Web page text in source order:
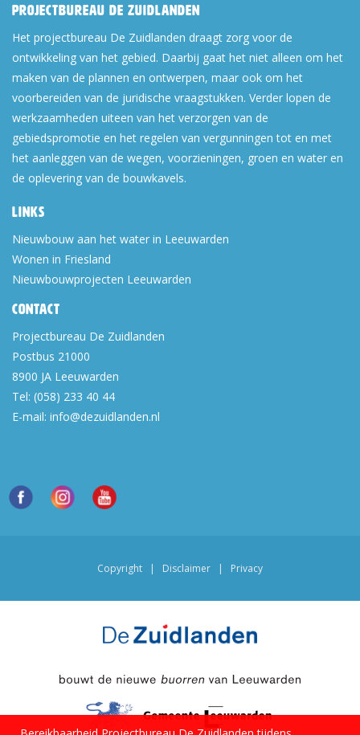
Projectbureau De Zuidlanden
Het projectbureau De Zuidlanden draagt zorg voor de
ontwikkeling van het gebied. Daarbij gaat het niet alleen om het
maken van de plannen en ontwerpen, maar ook om het
voorbereiden van de juridische vraagstukken. Verder lopen de
werkzaamheden uiteen van het verzorgen van de
gebiedspromotie en het regelen van vergunningen tot en met
het aanleggen van de wegen, voorzieningen, groen en water en
de oplevering van de bouwkavels.
Links
Nieuwbouw aan het water in Leeuwarden
Wonen in Friesland
Nieuwbouwprojecten Leeuwarden
Contact
Projectbureau De Zuidlanden
Postbus 21000
8900 JA Leeuwarden
Tel: (058) 233 40 44
E-mail: info@dezuidlanden.nl
Copyright | Disclaimer | Privacy